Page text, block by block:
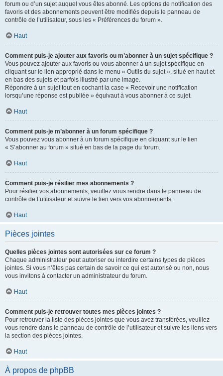
forum ou d’un sujet auquel vous êtes abonné. Les options de notification des
favoris et des abonnements peuvent être modifiés depuis le panneau de
contrôle de l’utilisateur, sous les « Préférences du forum ».
Haut
Comment puis-je ajouter aux favoris ou m’abonner à un sujet spécifique ?
Vous pouvez ajouter aux favoris ou vous abonner à un sujet spécifique en
cliquant sur le lien approprié dans le menu « Outils du sujet », situé en haut et
en bas des sujets et parfois illustré par une image.
Répondre à un sujet tout en cochant la case « Recevoir une notification
lorsqu’une réponse est publiée » équivaut à vous abonner à ce sujet.
Haut
Comment puis-je m’abonner à un forum spécifique ?
Vous pouvez vous abonner à un forum spécifique en cliquant sur le lien
« S’abonner au forum » situé en bas de la page du forum.
Haut
Comment puis-je résilier mes abonnements ?
Pour résilier vos abonnements, veuillez vous rendre dans le panneau de
contrôle de l’utilisateur et suivre le lien vers vos abonnements.
Haut
Pièces jointes
Quelles pièces jointes sont autorisées sur ce forum ?
Chaque administrateur peut autoriser ou interdire certains types de pièces
jointes. Si vous n’êtes pas certain de savoir ce qui est autorisé ou non, nous
vous invitons à contacter un administrateur du forum.
Haut
Comment puis-je retrouver toutes mes pièces jointes ?
Pour retrouver la liste des pièces jointes que vous avez transférées, veuillez
vous rendre dans le panneau de contrôle de l’utilisateur et suivre les liens vers
la section des pièces jointes.
Haut
À propos de phpBB